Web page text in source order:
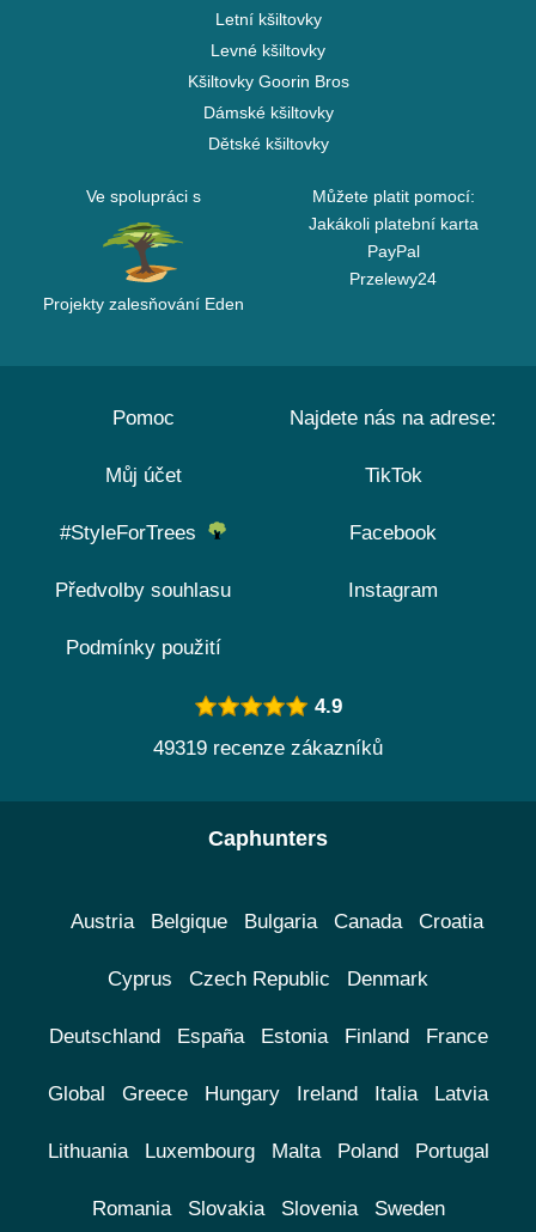
Letní kšiltovky
Levné kšiltovky
Kšiltovky Goorin Bros
Dámské kšiltovky
Dětské kšiltovky
Ve spolupráci s
Projekty zalesňování Eden
Můžete platit pomocí:
Jakákoli platební karta
PayPal
Przelewy24
Pomoc
Můj účet
#StyleForTrees
Předvolby souhlasu
Podmínky použití
Najdete nás na adrese:
TikTok
Facebook
Instagram
4.9
49319 recenze zákazníků
Caphunters
Austria Belgique Bulgaria Canada Croatia
Cyprus Czech Republic Denmark
Deutschland España Estonia Finland France
Global Greece Hungary Ireland Italia Latvia
Lithuania Luxembourg Malta Poland Portugal
Romania Slovakia Slovenia Sweden